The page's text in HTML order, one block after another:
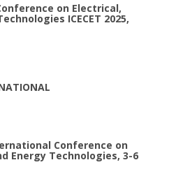
on Electrical,
ICECET 2025,
Conference on
Energy Technologies, 3-6